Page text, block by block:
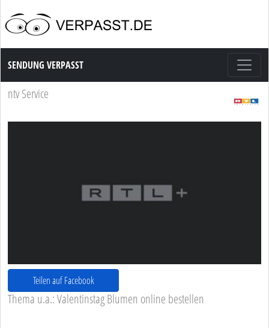
Sendung Verpasst
SENDUNG VERPASST
ntv Service
Teilen auf Facebook
Thema u.a.: Valentinstag Blumen online bestellen